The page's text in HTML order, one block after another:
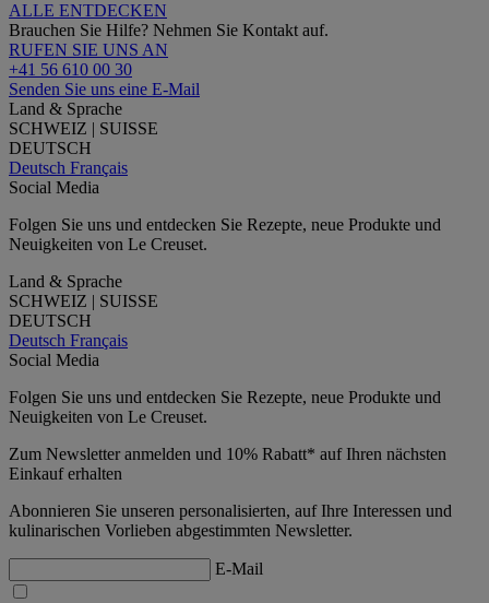
ALLE ENTDECKEN
Brauchen Sie Hilfe? Nehmen Sie Kontakt auf.
RUFEN SIE UNS AN
+41 56 610 00 30
Senden Sie uns eine E-Mail
Land & Sprache
SCHWEIZ | SUISSE
DEUTSCH
Deutsch Français
Social Media
Folgen Sie uns und entdecken Sie Rezepte, neue Produkte und
Neuigkeiten von Le Creuset.
Land & Sprache
SCHWEIZ | SUISSE
DEUTSCH
Deutsch Français
Social Media
Folgen Sie uns und entdecken Sie Rezepte, neue Produkte und
Neuigkeiten von Le Creuset.
Zum Newsletter anmelden und 10% Rabatt* auf Ihren nächsten
Einkauf erhalten
Abonnieren Sie unseren personalisierten, auf Ihre Interessen und
kulinarischen Vorlieben abgestimmten Newsletter.
E-Mail